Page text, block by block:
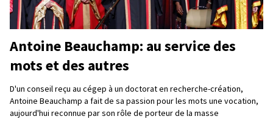
Antoine Beauchamp: au service des
mots et des autres
D'un conseil reçu au cégep à un doctorat en recherche-création,
Antoine Beauchamp a fait de sa passion pour les mots une vocation,
aujourd'hui reconnue par son rôle de porteur de la masse